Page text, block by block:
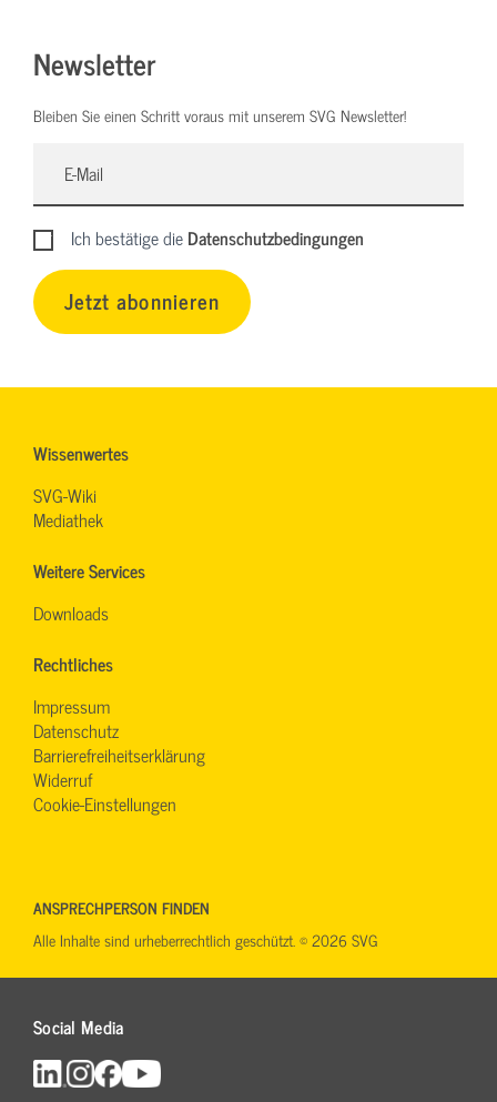
Newsletter
Bleiben Sie einen Schritt voraus mit unserem SVG Newsletter!
Ich bestätige dieDatenschutzbedingungen
Jetzt abonnieren
Wissenwertes
SVG-Wiki
Mediathek
Weitere Services
Downloads
Rechtliches
Impressum
Datenschutz
Barrierefreiheitserklärung
Widerruf
Cookie-Einstellungen
Social Media
ANSPRECHPERSON FINDEN
Alle Inhalte sind urheberrechtlich geschützt. © 2026 SVG